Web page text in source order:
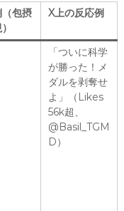
包摂
X上の反応例
「ついに科学
が勝った！メ
ダルを剥奪せ
よ」（Likes
56k超、
@Basil_TGM
D）